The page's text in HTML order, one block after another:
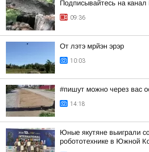
Подписывайтесь на
09:36
От лэтэ мрйэн эрэр
10:03
#пишут можно через вас
14:18
Юные якутяне выиграли
робототехнике в Южной